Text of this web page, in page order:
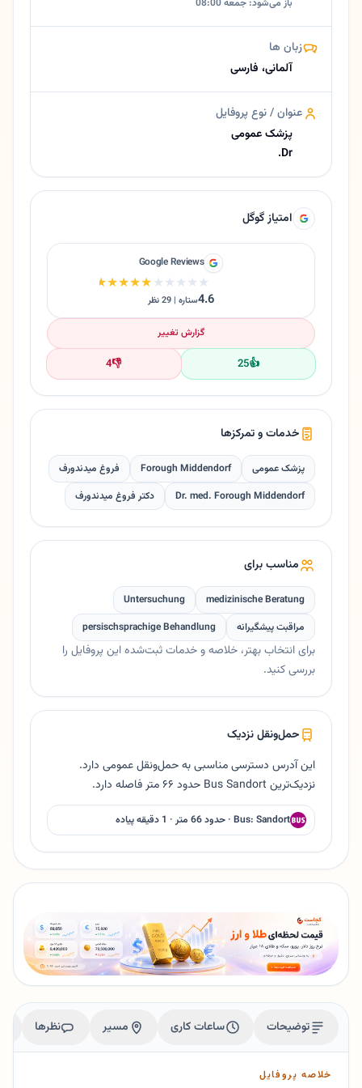
زبان ها
آلمانی، فارسی
عنوان / نوع پروفایل
پزشک عمومی
Dr.
امتیاز گوگل
Google Reviews
★★★★★
★★★★★
4.6ستاره | 29 نظر
گزارش تغییر
👍
25
👎
4
خدمات و تمرکزها
پزشک عمومی Forough Middendorf
فروغ میدندورف
Dr. med. Forough Middendorf
دکتر فروغ میدندورف
مناسب برای
medizinische Beratung
Untersuchung
مراقبت پیشگیرانه
persischsprachige Behandlung
برای انتخاب بهتر، خلاصه و خدمات ثبت‌شده این پروفایل را
بررسی کنید.
حمل‌ونقل نزدیک
این آدرس دسترسی مناسبی به حمل‌ونقل عمومی دارد.
نزدیک‌ترین Bus Sandort حدود ۶۶ متر فاصله دارد.
Bus: Sandort · حدود 66 متر · 1 دقیقه پیاده
توضیحات ساعات کاری مسیر نظرها
خلاصه پروفایل